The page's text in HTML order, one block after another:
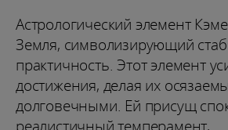
Астрологический элемент
Земля, символизирующий
практичность. Этот элемент
достижения, делая их
долговечными. Ей присущ